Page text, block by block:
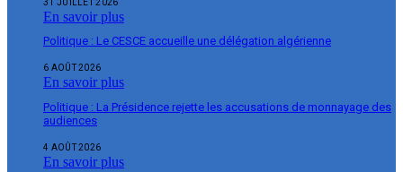
En savoir plus
Politique : Le CESCE accueille une délégation algérienne
6 AOÛT 2026
En savoir plus
Politique : La Présidence rejette les accusations de monnayage des
audiences
4 AOÛT 2026
En savoir plus